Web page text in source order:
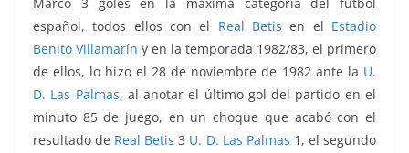
Marcó 3 goles en la máxima categoría del fútbol
español, todos ellos con el Real Betis en el Estadio
Benito Villamarín y en la temporada 1982/83, el primero
de ellos, lo hizo el 28 de noviembre de 1982 ante la U.
D. Las Palmas, al anotar el último gol del partido en el
minuto 85 de juego, en un choque que acabó con el
resultado de Real Betis 3 U. D. Las Palmas 1, el segundo